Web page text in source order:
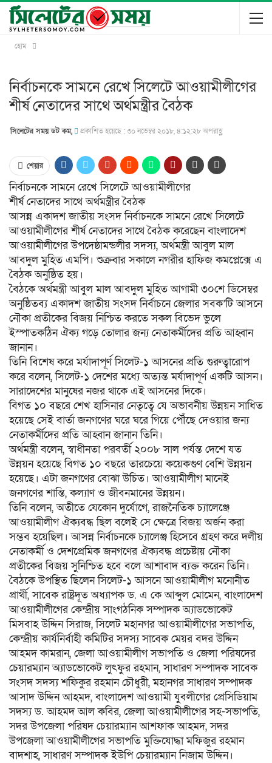
হোম
নির্বাচনকে সামনে রেখে সিলেটে আওয়ামীলীগের
শীর্ষ নেতাদের সাথে অর্থমন্ত্রীর বৈঠক
সিলেটের সময় ডট কম, প্রকাশিত হয়েছে : ৩০ নভেম্বর ২০১৮, ৪:১২:২৮ অপরাহ্ণ
শেয়ার
নির্বাচনকে সামনে রেখে সিলেটে আওয়ামীলীগের
শীর্ষ নেতাদের সাথে অর্থমন্ত্রীর বৈঠক
আসন্ন একাদশ জাতীয় সংসদ নির্বাচনকে সামনে রেখে সিলেটে
আওয়ামীলীগের শীর্ষ নেতাদের সাথে বৈঠক করেছেন বাংলাদেশ
আওয়ামীলীগের উপদেষ্ঠামন্ডলীর সদস্য, অর্থমন্ত্রী আবুল মাল
আবদুল মুহিত এমপি। শুক্রবার সকালে নগরীর হাফিজ কমপ্লেক্সে এ
বৈঠক অনুষ্ঠিত হয়।
বৈঠকে অর্থমন্ত্রী আবুল মাল আবদুল মুহিত আগামী ৩০শে ডিসেম্বর
অনুষ্ঠিতব্য একাদশ জাতীয় সংসদ নির্বাচনে জেলার সবক’টি আসনে
নৌকা প্রতীকের বিজয় নিশ্চিত করতে সকল বিভেদ ভুলে
ইস্পাতকঠিন ঐক্য গড়ে তোলার জন্য নেতাকর্মীদের প্রতি আহ্বান
জানান।
তিনি বিশেষ করে মর্যাদাপূর্ণ সিলেট-১ আসনের প্রতি গুরুত্বারোপ
করে বলেন, সিলেট-১ দেশের মধ্যে অত্যন্ত মর্যাদাপূর্ণ একটি আসন।
সারাদেশের মানুষের নজর থাকে এই আসনের দিকে।
বিগত ১০ বছরে শেখ হাসিনার নেতৃত্বে যে অভাবনীয় উন্নয়ন সাধিত
হয়েছে সেই বার্তা জনগণের ঘরে ঘরে গিয়ে পৌঁছে দেওয়ার জন্য
নেতাকর্মীদের প্রতি আহ্বান জানান তিনি।
অর্থমন্ত্রী বলেন, স্বাধীনতা পরবর্তী ২০০৮ সাল পর্যন্ত দেশে যত
উন্নয়ন হয়েছে বিগত ১০ বছরে তারচেয়ে কয়েকগুণ বেশি উন্নয়ন
হয়েছে। এটা জনগণের বোঝা উচিত। আওয়ামীলীগ মানেই
জনগণের শান্তি, কল্যাণ ও জীবনমানের উন্নয়ন।
তিনি বলেন, অতীতে যেকোন দুর্যোগে, রাজনৈতিক চ্যালেঞ্জে
আওয়ামীলীগ ঐক্যবদ্ধ ছিল বলেই সে ক্ষেত্রে বিজয় অর্জন করা
সম্ভব হয়েছিল। আসন্ন নির্বাচনকে চ্যালেঞ্জ হিসেবে গ্রহণ করে দলীয়
নেতাকর্মী ও দেশপ্রেমিক জনগণের ঐক্যবদ্ধ প্রচেষ্টায় নৌকা
প্রতীকের বিজয় সুনিশ্চিত হবে বলে আশাবাদ ব্যক্ত করেন তিনি।
বৈঠকে উপস্থিত ছিলেন সিলেট-১ আসনে আওয়ামীলীগ মনোনীত
প্রার্থী, সাবেক রাষ্ট্রদূত অধ্যাপক ড. এ কে আব্দুল মোমেন, বাংলাদেশ
আওয়ামীলীগের কেন্দ্রীয় সাংগঠনিক সম্পাদক অ্যাডভোকেট
মিসবাহ উদ্দিন সিরাজ, সিলেট মহানগর আওয়ামীলীগের সভাপতি,
কেন্দ্রীয় কার্যনির্বাহী কমিটির সদস্য সাবেক মেয়র বদর উদ্দিন
আহমদ কামরান, জেলা আওয়ামীলীগ সভাপতি ও জেলা পরিষদের
চেয়ারম্যান অ্যাডভোকেট লুৎফুর রহমান, সাধারণ সম্পাদক সাবেক
সংসদ সদস্য শফিকুর রহমান চৌধুরী, মহানগর সাধারণ সম্পাদক
আসাদ উদ্দিন আহমদ, বাংলাদেশ আওয়ামী যুবলীগের প্রেসিডিয়াম
সদস্য ড. আহমদ আল কবির, জেলা আওয়ামীলীগের সহ-সভাপতি,
সদর উপজেলা পরিষদ চেয়ারম্যান আশফাক আহমদ, সদর
উপজেলা আওয়ামীলীগের সভাপতি মুক্তিযোদ্ধা মফিজুর রহমান
বাদশাহ, সাধারণ সম্পাদক ইউপি চেয়ারম্যান নিজাম উদ্দিন।